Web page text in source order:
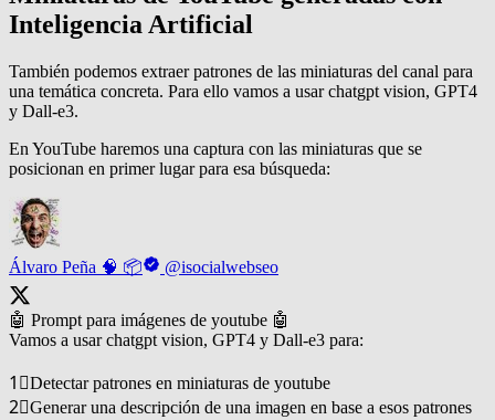
Inteligencia Artificial
También podemos extraer patrones de las miniaturas del canal para
una temática concreta. Para ello vamos a usar chatgpt vision, GPT4
y Dall-e3.
En YouTube haremos una captura con las miniaturas que se
posicionan en primer lugar para esa búsqueda:
Álvaro Peña 🧠 📦 @isocialwebseo
🤖 Prompt para imágenes de youtube 🤖
Vamos a usar chatgpt vision, GPT4 y Dall-e3 para:
1⃣Detectar patrones en miniaturas de youtube
2⃣Generar una descripción de una imagen en base a esos patrones